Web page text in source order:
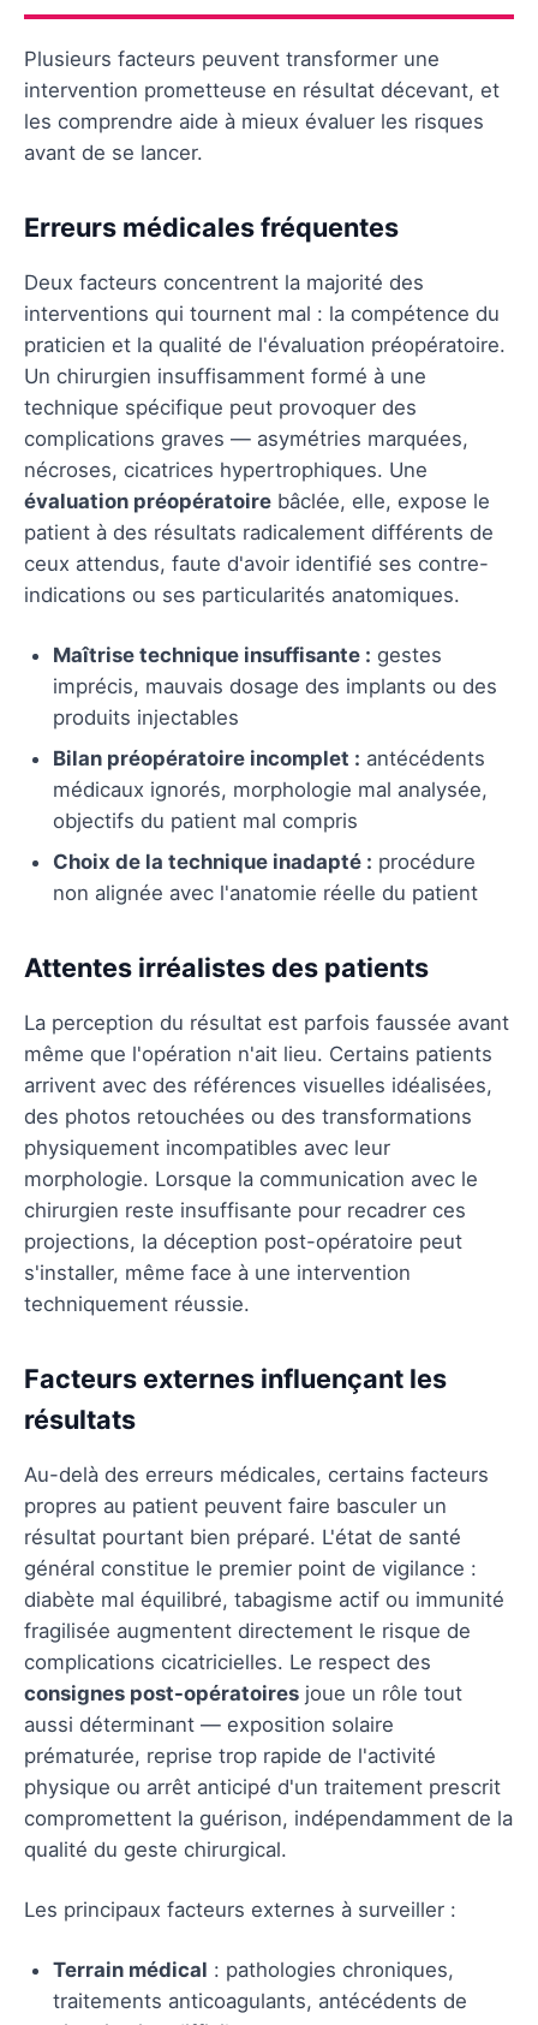
Plusieurs facteurs peuvent transformer une
intervention prometteuse en résultat décevant, et
les comprendre aide à mieux évaluer les risques
avant de se lancer.
Erreurs médicales fréquentes
Deux facteurs concentrent la majorité des
interventions qui tournent mal : la compétence du
praticien et la qualité de l'évaluation préopératoire.
Un chirurgien insuffisamment formé à une
technique spécifique peut provoquer des
complications graves — asymétries marquées,
nécroses, cicatrices hypertrophiques. Une
évaluation préopératoire bâclée, elle, expose le
patient à des résultats radicalement différents de
ceux attendus, faute d'avoir identifié ses contre-
indications ou ses particularités anatomiques.
Maîtrise technique insuffisante : gestes
imprécis, mauvais dosage des implants ou des
produits injectables
Bilan préopératoire incomplet : antécédents
médicaux ignorés, morphologie mal analysée,
objectifs du patient mal compris
Choix de la technique inadapté : procédure
non alignée avec l'anatomie réelle du patient
Attentes irréalistes des patients
La perception du résultat est parfois faussée avant
même que l'opération n'ait lieu. Certains patients
arrivent avec des références visuelles idéalisées,
des photos retouchées ou des transformations
physiquement incompatibles avec leur
morphologie. Lorsque la communication avec le
chirurgien reste insuffisante pour recadrer ces
projections, la déception post-opératoire peut
s'installer, même face à une intervention
techniquement réussie.
Facteurs externes influençant les
résultats
Au-delà des erreurs médicales, certains facteurs
propres au patient peuvent faire basculer un
résultat pourtant bien préparé. L'état de santé
général constitue le premier point de vigilance :
diabète mal équilibré, tabagisme actif ou immunité
fragilisée augmentent directement le risque de
complications cicatricielles. Le respect des
consignes post-opératoires joue un rôle tout
aussi déterminant — exposition solaire
prématurée, reprise trop rapide de l'activité
physique ou arrêt anticipé d'un traitement prescrit
compromettent la guérison, indépendamment de la
qualité du geste chirurgical.
Les principaux facteurs externes à surveiller :
Terrain médical : pathologies chroniques,
traitements anticoagulants, antécédents de